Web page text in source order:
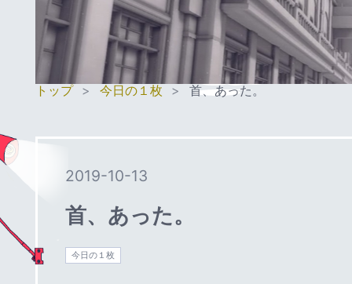
トップ > 今日の１枚 > 首、あった。
2019-10-13
首、あった。
今日の１枚